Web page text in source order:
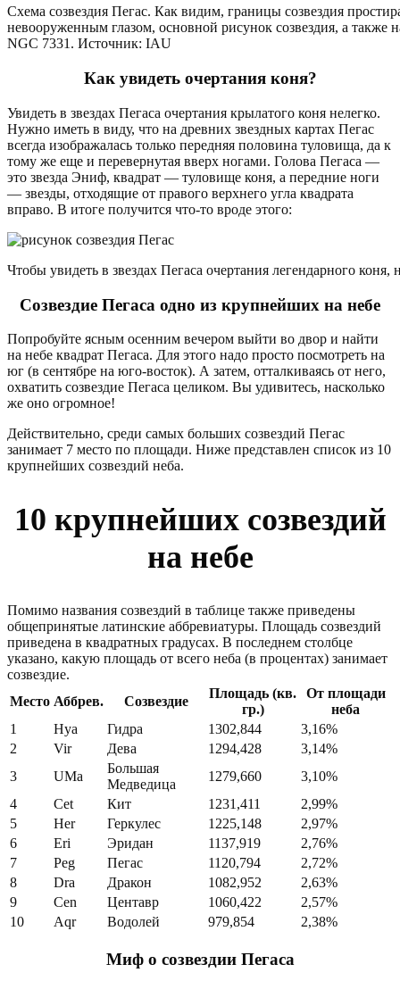
Схема созвездия Пегас. Как видим, границы созвездия
невооруженным глазом, основной рисунок созвездия, а
NGC 7331. Источник: IAU
Как увидеть очертания коня?
Увидеть в звездах Пегаса очертания крылатого коня нелегко.
Нужно иметь в виду, что на древних звездных картах Пегас
всегда изображалась только передняя половина туловища, да к
тому же еще и перевернутая вверх ногами. Голова Пегаса —
это звезда Эниф, квадрат — туловище коня, а передние ноги
— звезды, отходящие от правого верхнего угла квадрата
вправо. В итоге получится что-то вроде этого:
Чтобы увидеть в звездах Пегаса очертания легендарного
Созвездие Пегаса одно из крупнейших на небе
Попробуйте ясным осенним вечером выйти во двор и найти
на небе квадрат Пегаса. Для этого надо просто посмотреть на
юг (в сентябре на юго-восток). А затем, отталкиваясь от него,
охватить созвездие Пегаса целиком. Вы удивитесь, насколько
же оно огромное!
Действительно, среди самых больших созвездий Пегас
занимает 7 место по площади. Ниже представлен список из 10
крупнейших созвездий неба.
10 крупнейших созвездий
на небе
Помимо названия созвездий в таблице также приведены
общепринятые латинские аббревиатуры. Площадь созвездий
приведена в квадратных градусах. В последнем столбце
указано, какую площадь от всего неба (в процентах) занимает
созвездие.
Место Аббрев. Созвездие
Площадь (кв.
гр.)
От площади
неба
1
Hya Гидра 1302,844
3,16%
2
Vir Дева 1294,428
3,14%
3
UMa
Большая
Медведица
1279,660
3,10%
4
Cet Кит 1231,411
2,99%
5
Her Геркулес 1225,148
2,97%
6
Eri Эридан 1137,919
2,76%
7
Peg Пегас 1120,794
2,72%
8
Dra Дракон 1082,952
2,63%
9
Cen Центавр 1060,422
2,57%
10
Aqr Водолей 979,854 2,38%
Миф о созвездии Пегаса